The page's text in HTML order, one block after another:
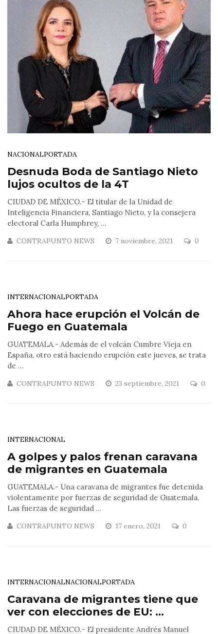
NACIONALPORTADA
Desnuda Boda de Santiago Nieto
lujos ocultos de la 4T
CIUDAD DE MÉXICO.- El titular de la Unidad de
Inteligencia Financiera, Santiago Nieto, y la consejera
electoral Carla Humphrey, ...
CONTRAPUNTO NEWS 7 noviembre, 2021 0
INTERNACIONALPORTADA
Ahora hace erupción el Volcán de
Fuego en Guatemala
GUATEMALA.- Además de el volcán Cumbre Vieja en
España, otro está haciendo erupción este jueves, se trata
de ...
CONTRAPUNTO NEWS 23 septiembre, 2021 0
INTERNACIONAL
A golpes y palos frenan caravana
de migrantes en Guatemala
GUATEMALA.- Una caravana de migrantes fue detenida
violentamente por fuerzas de seguridad de Guatemala.
Las fuerzas de seguridad ...
CONTRAPUNTO NEWS 17 enero, 2021 0
INTERNACIONALNACIONALPORTADA
Caravana de migrantes tiene que
ver con elecciones de EU: ...
CIUDAD DE MÉXICO.- El presidente Andrés Manuel